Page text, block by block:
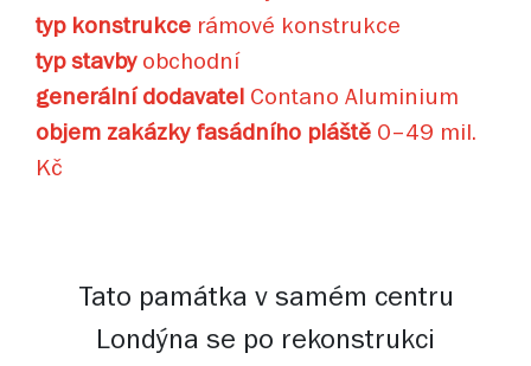
typ konstrukce rámové konstrukce
typ stavbyobchodní
generální dodavatel Contano Aluminium
objem zakázky fasádního pláště 0–49 mil.
Kč
Tato památka v samém centru
Londýna se po rekonstrukci